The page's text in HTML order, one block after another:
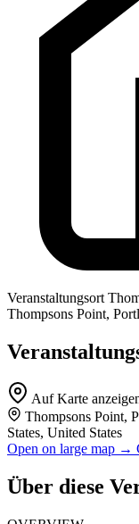
Veranstaltungsort
Thompsons Point,
Auf Karte
Thompsons Point,
States, United States
Open on large map →
Über diese